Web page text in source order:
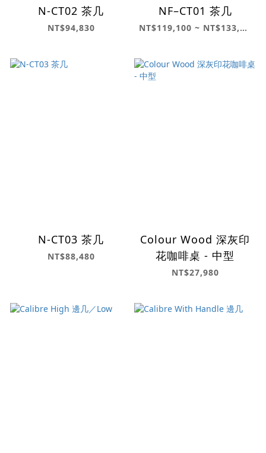
N-CT02 茶几
NT$94,830
NF–CT01 茶几
NT$119,100 ~ NT$133,660
N-CT03 茶几
NT$88,480
Colour Wood 深灰印
花咖啡桌 - 中型
NT$27,980